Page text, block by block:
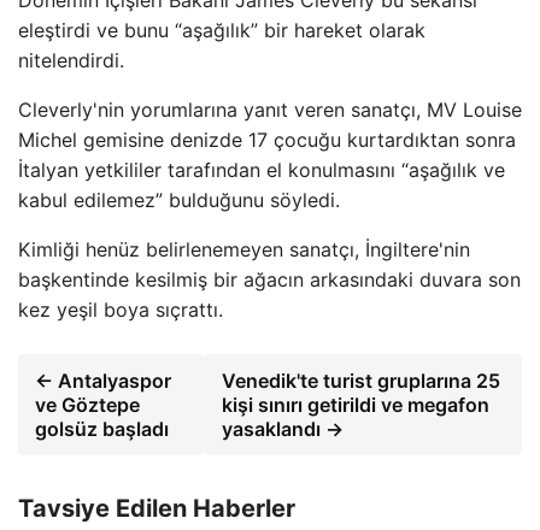
eleştirdi ve bunu “aşağılık” bir hareket olarak
nitelendirdi.
Cleverly'nin yorumlarına yanıt veren sanatçı, MV Louise
Michel gemisine denizde 17 çocuğu kurtardıktan sonra
İtalyan yetkililer tarafından el konulmasını “aşağılık ve
kabul edilemez” bulduğunu söyledi.
Kimliği henüz belirlenemeyen sanatçı, İngiltere'nin
başkentinde kesilmiş bir ağacın arkasındaki duvara son
kez yeşil boya sıçrattı.
← Antalyaspor
ve Göztepe
golsüz başladı
Venedik'te turist gruplarına 25
kişi sınırı getirildi ve megafon
yasaklandı →
Tavsiye Edilen Haberler